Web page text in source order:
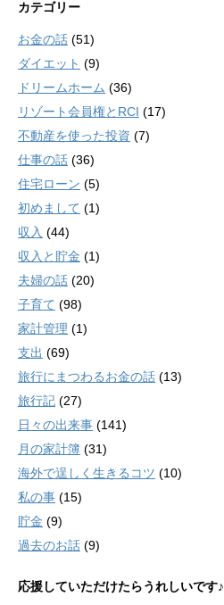
カテゴリー
お金の話 (51)
ダイエット (9)
ドリームホーム (36)
リゾート会員権とRCI (17)
不動産を使った投資 (7)
仕事の話 (36)
住宅ローン (5)
初めまして (1)
収入 (44)
収入と貯金 (1)
夫婦の話 (20)
子育て (98)
家計管理 (1)
支出 (69)
旅行にまつわるお金の話 (13)
旅行記 (27)
日々の出来事 (141)
月の家計簿 (31)
海外で逞しく生きるコツ (10)
私の事 (15)
貯金 (9)
過去のお話 (9)
応援していただけたらうれしいです♪